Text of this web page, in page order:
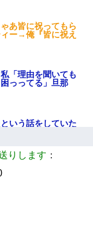
あ皆に祝ってもら
ー→俺『皆に祝え
「理由を聞いても
っってる」旦那
いう話をしていた
入ってくる。それ
きた。
果ｗｗｗｗｗｗ
りします ：